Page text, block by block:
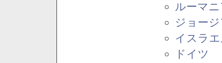
ルーマ
ジョー
イスラ
ドイツ